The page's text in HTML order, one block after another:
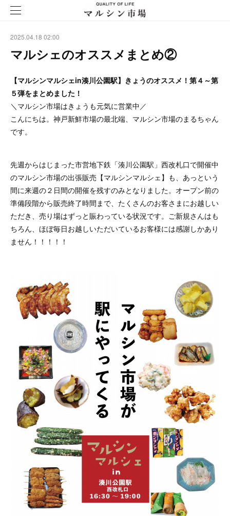
2025.04.18 02:00
マルシェのオススメまとめ②
【マルシンマルシェin湊川公園駅】きょうのオススメ！第４～第
５弾をまとめました！
＼マルシン市場はきょうも元気に営業中／
こんにちは。神戸新鮮市場の最北端、マルシン市場のまるちゃん
です。
先週からはじまった市営地下鉄「湊川公園駅」西改札口で開催中
のマルシン市場の出張販売【マルシンマルシェ】も、あっという
間に来週の２日間の開催を残すのみとなりました。オープン前の
準備段階から販売終了時間まで、たくさんのお客さまにお越しい
ただき、売り場はずっと賑わっている状況です。ご新規さんはも
ちろん、ほぼ毎日お越しいただいているお客様には感謝しかあり
ません！！！！！